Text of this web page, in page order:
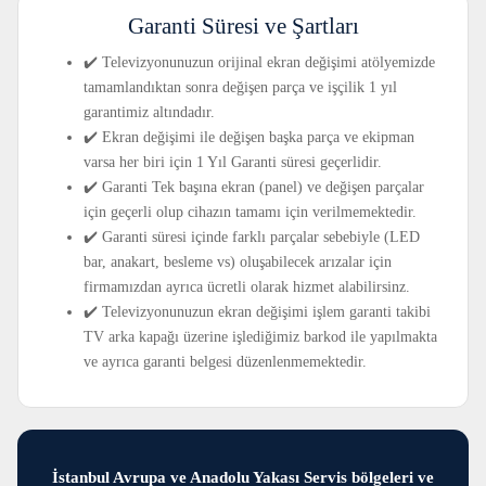
Garanti Süresi ve Şartları
✔️ Televizyonunuzun orijinal ekran değişimi atölyemizde
tamamlandıktan sonra değişen parça ve işçilik 1 yıl
garantimiz altındadır.
✔️ Ekran değişimi ile değişen başka parça ve ekipman
varsa her biri için 1 Yıl Garanti süresi geçerlidir.
✔️ Garanti Tek başına ekran (panel) ve değişen parçalar
için geçerli olup cihazın tamamı için verilmemektedir.
✔️ Garanti süresi içinde farklı parçalar sebebiyle (LED
bar, anakart, besleme vs) oluşabilecek arızalar için
firmamızdan ayrıca ücretli olarak hizmet alabilirsinz.
✔️ Televizyonunuzun ekran değişimi işlem garanti takibi
TV arka kapağı üzerine işlediğimiz barkod ile yapılmakta
ve ayrıca garanti belgesi düzenlenmemektedir.
İstanbul Avrupa ve Anadolu Yakası Servis bölgeleri ve